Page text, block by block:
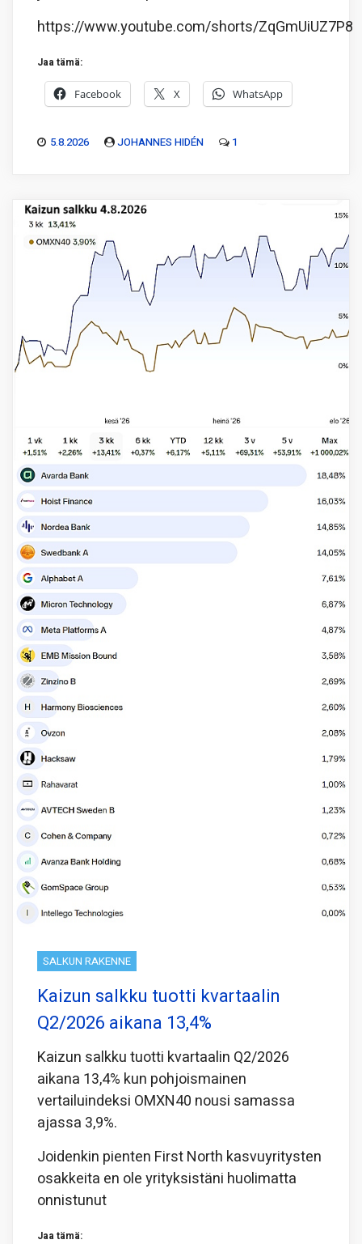
https://www.youtube.com/shorts/ZqGmUiUZ7P8
Jaa tämä:
Facebook X WhatsApp
5.8.2026 JOHANNES HIDÉN 1
SALKUN RAKENNE
Kaizun salkku tuotti kvartaalin
Q2/2026 aikana 13,4%
Kaizun salkku tuotti kvartaalin Q2/2026
aikana 13,4% kun pohjoismainen
vertailuindeksi OMXN40 nousi samassa
ajassa 3,9%.
Joidenkin pienten First North kasvuyritysten
osakkeita en ole yrityksistäni huolimatta
onnistunut
Jaa tämä: